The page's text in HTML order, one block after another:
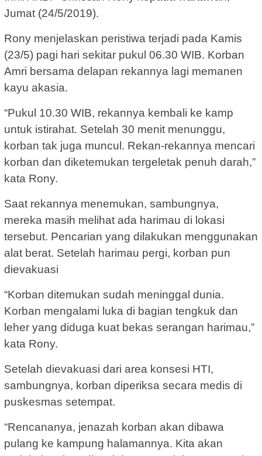
Jumat (24/5/2019).
Rony menjelaskan peristiwa terjadi pada Kamis
(23/5) pagi hari sekitar pukul 06.30 WIB. Korban
Amri bersama delapan rekannya lagi memanen
kayu akasia.
“Pukul 10.30 WIB, rekannya kembali ke kamp
untuk istirahat. Setelah 30 menit menunggu,
korban tak juga muncul. Rekan-rekannya mencari
korban dan diketemukan tergeletak penuh darah,”
kata Rony.
Saat rekannya menemukan, sambungnya,
mereka masih melihat ada harimau di lokasi
tersebut. Pencarian yang dilakukan menggunakan
alat berat. Setelah harimau pergi, korban pun
dievakuasi
“Korban ditemukan sudah meninggal dunia.
Korban mengalami luka di bagian tengkuk dan
leher yang diduga kuat bekas serangan harimau,”
kata Rony.
Setelah dievakuasi dari area konsesi HTI,
sambungnya, korban diperiksa secara medis di
puskesmas setempat.
“Rencananya, jenazah korban akan dibawa
pulang ke kampung halamannya. Kita akan